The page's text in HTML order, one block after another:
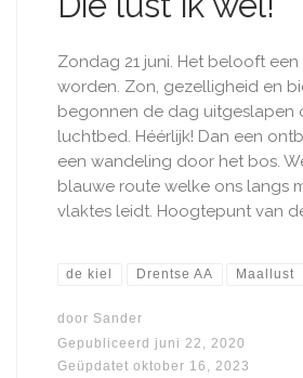
Zondag 21 juni. Het belooft
worden. Zon, gezelligheid en
begonnen de dag uitgeslapen
luchtbed. Héérlijk! Dan een
een wandeling door het bos.
blauwe route welke ons langs
vlaktes leidt. Hoogtepunt van
de kiel Drentse AA Maallust
door Sander
Gepubliceerd juni 22, 2020
Geüpdatet oktober 16, 2023